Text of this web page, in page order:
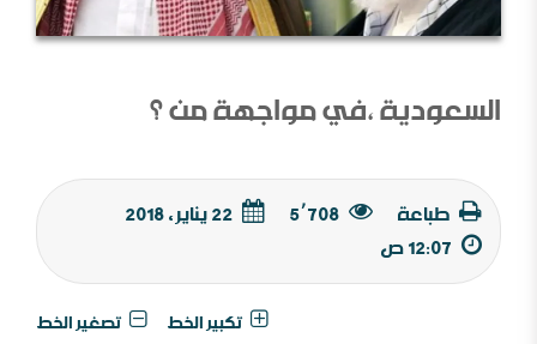
السعودية ،في مواجهة من ؟
طباعة 5٬708
تكبير الخط تصغير الخط